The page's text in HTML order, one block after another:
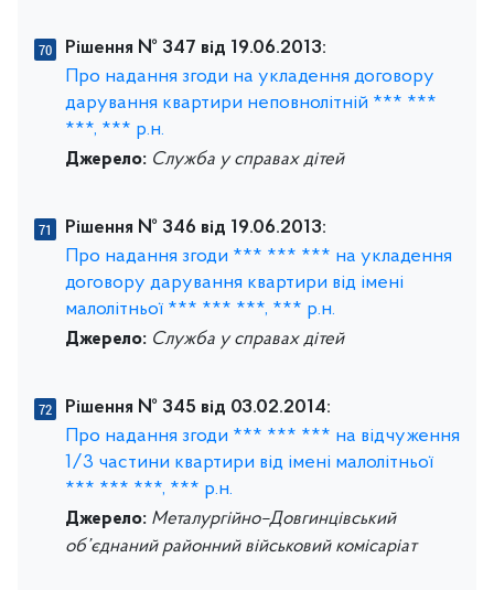
Рішення № 347 від 19.06.2013:
Про надання згоди на укладення договору
дарування квартири неповнолітній *** ***
***, *** р.н.
Джерело: Служба у справах дітей
Рішення № 346 від 19.06.2013:
Про надання згоди *** *** *** на укладення
договору дарування квартири від імені
малолітньої *** *** ***, *** р.н.
Джерело: Служба у справах дітей
Рішення № 345 від 03.02.2014:
Про надання згоди *** *** *** на відчуження
1/3 частини квартири від імені малолітньої
*** *** ***, *** р.н.
Джерело: Металургійно–Довгинцівський
об’єднаний районний військовий комісаріат